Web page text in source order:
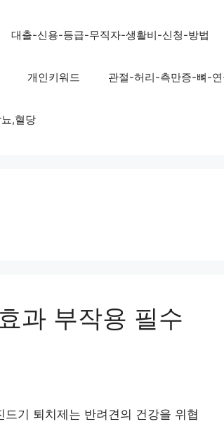
대출-신용-등급-무직자-생활비-신청-방법
개인키워드 관절-허리-측만증-뼈-
,혈당
과 부작용 필수
기 퇴치제는 반려견의 건강을 위협